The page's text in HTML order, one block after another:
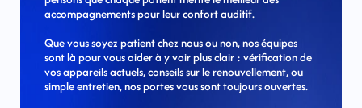
accompagnements pour leur confort auditif.
Que vous soyez patient chez nous ou non, nos équipes
sont là pour vous aider à y voir plus clair : vérification de
vos appareils actuels, conseils sur le renouvellement, ou
simple entretien, nos portes vous sont toujours ouvertes.